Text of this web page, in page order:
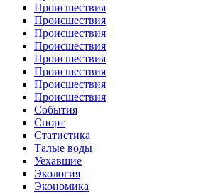
Происшествия
Происшествия
Происшествия
Происшествия
Происшествия
Происшествия
Происшествия
Происшествия
События
Спорт
Статистика
Талые воды
Уехавшие
Экология
Экономика